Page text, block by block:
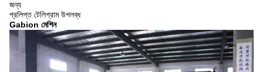
জন্য
প্রলিপ্ত টেলিগ্রাম উপলব্ধ
Gabion মেশিন